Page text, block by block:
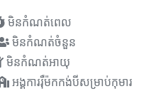
មិនកំណត់ពេល
មិនកំណត់ចំនួន
មិនកំណត់អាយុ
អង្គការរ៉ឺម៉កកង់បីសម្រាប់កុមារ